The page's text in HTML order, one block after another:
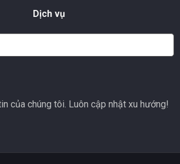
Dịch vụ
của chúng tôi. Luôn cập nhật xu hướng!